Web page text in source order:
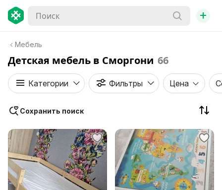
+
Мебель
Детская мебель в Сморгони 66
Категории Фильтры Цена
Сохранить поиск